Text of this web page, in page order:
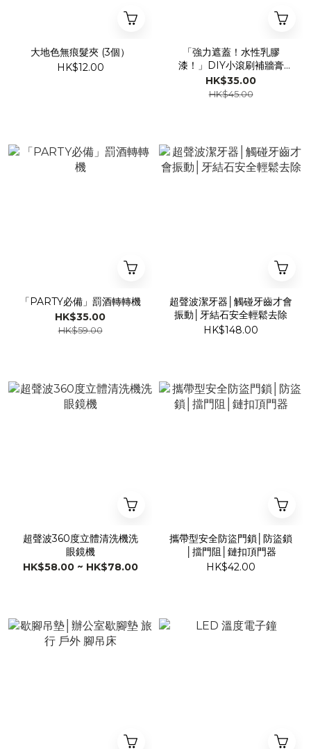
大地色無痕髮夾 (3個）
HK$12.00
「強力遮蓋！水性乳膠
漆！」DIY小滾刷補牆膏
〈買3送1〉
HK$35.00
HK$45.00
「PARTY必備」罰酒轉轉機
HK$35.00
HK$59.00
超聲波潔牙器│觸碰牙齒才會
振動│牙結石安全輕鬆去除
HK$148.00
超聲波360度立體清洗機洗
眼鏡機
HK$58.00 ~ HK$78.00
攜帶型安全防盜門鎖│防盜鎖
│擋門阻│鏈扣頂門器
HK$42.00